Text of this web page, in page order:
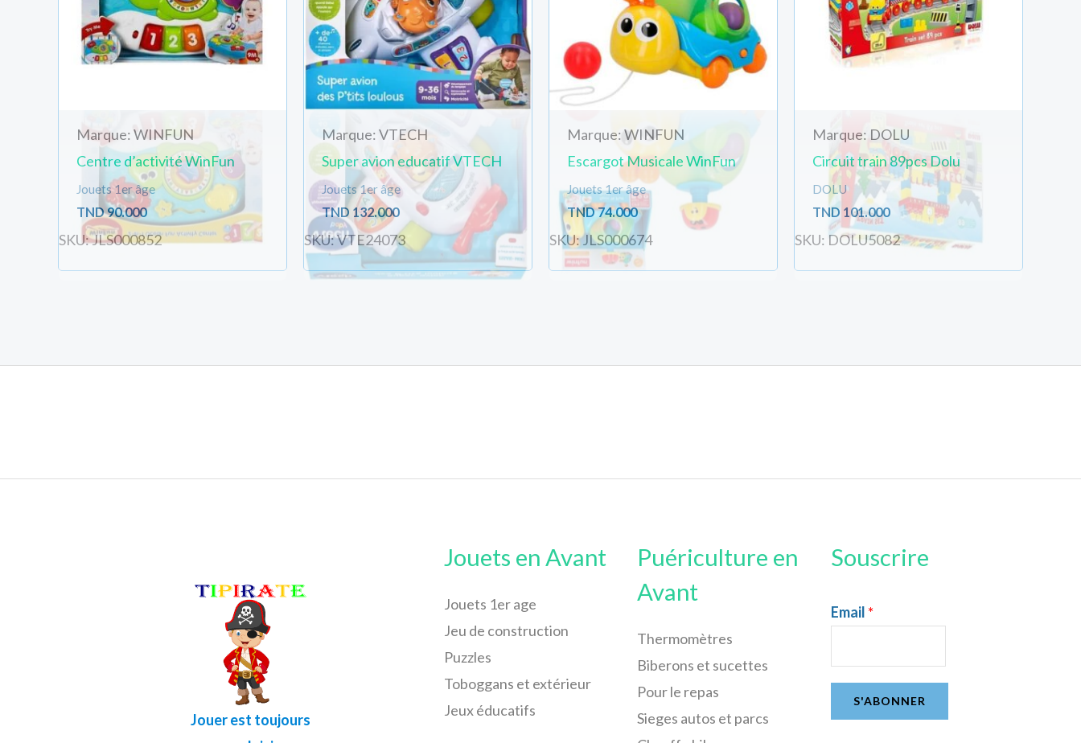
Marque: WINFUN
Centre d’activité WinFun
Jouets 1er âge
TND90.000
SKU: JLS000852
Marque: VTECH
Super avion educatif VTECH
Jouets 1er âge
TND 132.000
SKU: VTE24073
Marque: WINFUN
Escargot Musicale WinFun
Jouets 1er âge
TND74.000
SKU: JLS000674
Marque: DOLU
Circuit train 89pcs Dolu
DOLU
TND 101.000
SKU: DOLU5082
Jouer est toujours
Jouets en Avant
Jouets 1er age
Jeu de construction
Puzzles
Toboggans et extérieur
Jeux éducatifs
Puériculture en
Avant
Thermomètres
Biberons et sucettes
Pour le repas
Sieges autos et parcs
Souscrire
Email *
S'ABONNER